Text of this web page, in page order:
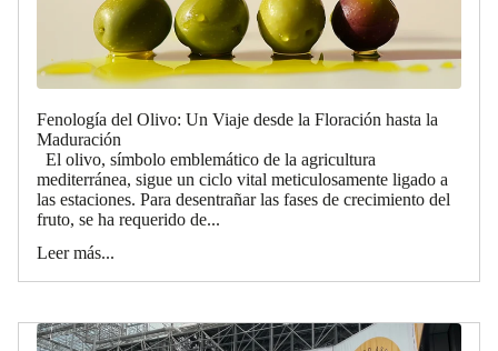
Fenología del Olivo: Un Viaje desde la Floración hasta la
Maduración
El olivo, símbolo emblemático de la agricultura
mediterránea, sigue un ciclo vital meticulosamente ligado a
las estaciones. Para desentrañar las fases de crecimiento del
fruto, se ha requerido de...
Leer más...